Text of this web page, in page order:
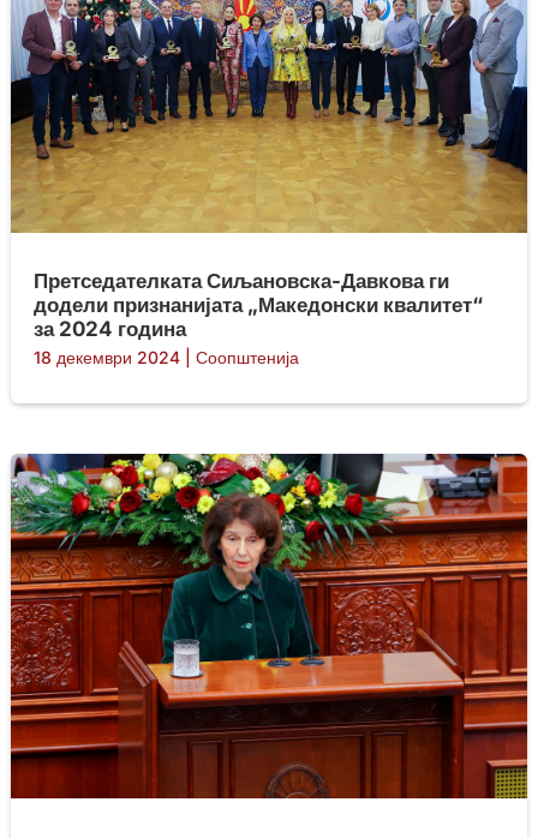
Претседателката Сиљановска-Давкова ги
додели признанијата „Македонски квалитет“
за 2024 година
18 декември 2024| Соопштенија